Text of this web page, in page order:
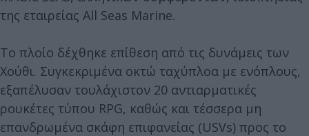
της εταιρείας All Seas Marine.
Το πλοίο δέχθηκε επίθεση από τις δυνάμεις των
Χούθι. Συγκεκριμένα οκτώ ταχύπλοα με ενόπλους,
εξαπέλυσαν τουλάχιστον 20 αντιαρματικές
ρουκέτες τύπου RPG, καθώς και τέσσερα μη
επανδρωμένα σκάφη επιφανείας (USVs) προς το